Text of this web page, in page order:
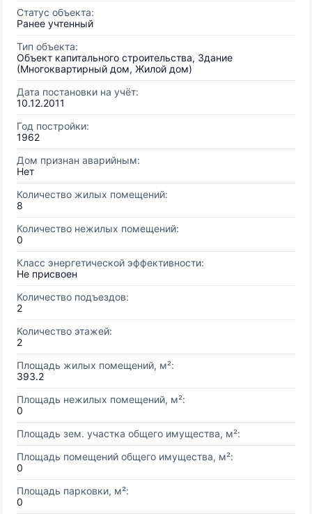
Статус объекта:
Ранее учтенный
Тип объекта:
Объект капитального строительства, Здание
(Многоквартирный дом, Жилой дом)
Дата постановки на учёт:
10.12.2011
Год постройки:
1962
Дом признан аварийным:
Нет
Количество жилых помещений:
8
Количество нежилых помещений:
0
Класс энергетической эффективности:
Не присвоен
Количество подъездов:
2
Количество этажей:
2
Площадь жилых помещений, м²:
393.2
Площадь нежилых помещений, м²:
0
Площадь зем. участка общего имущества, м²:
Площадь помещений общего имущества, м²:
0
Площадь парковки, м²:
0